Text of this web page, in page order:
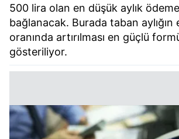
500 lira olan en düşük aylık
bağlanacak. Burada taban aylığın
oranında artırılması en güçlü
gösteriliyor.